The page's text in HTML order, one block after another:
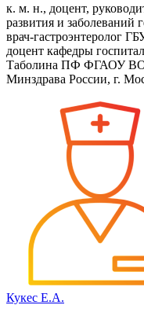
к. м. н., доцент,
развития и заболеваний
врач-гастроэнтеролог
доцент кафедры
Таболина ПФ ФГАОУ
Минздрава России, г.
Кукес Е.А.